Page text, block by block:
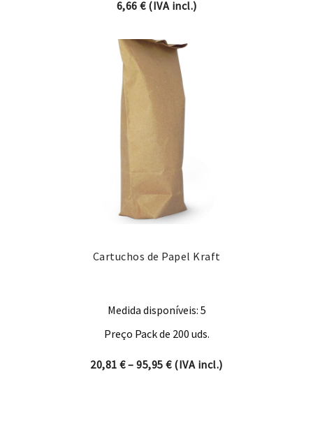
6,66 €(IVA incl.)
Cartuchos de Papel Kraft
Medida disponíveis: 5
Preço Pack de 200 uds.
20,81€– 95,95€Price range: 20,81 €
(IVA incl.)